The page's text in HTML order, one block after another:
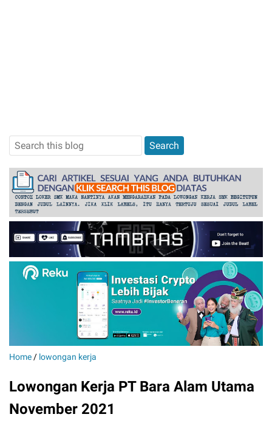
Home / lowongan kerja
Lowongan Kerja PT Bara Alam Utama
November 2021